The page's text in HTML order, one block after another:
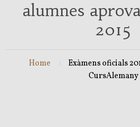
alumnes
2015
Home
Exàmens oficials
CursAlemany